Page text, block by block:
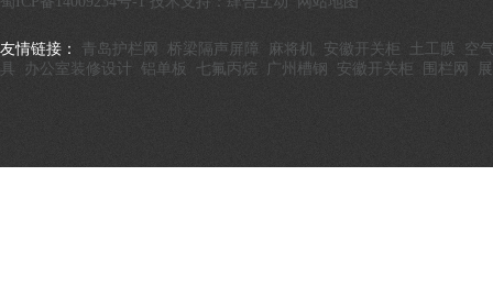
友情链接： 青岛护栏网 桥梁隔声屏障 麻将机 安徽开关柜 土工膜
空
具
办公室装修设计 铝单板 七氟丙烷 广州槽钢 安徽开关柜 围栏网